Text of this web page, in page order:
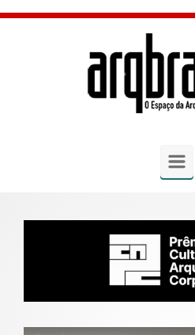
Skip to main content